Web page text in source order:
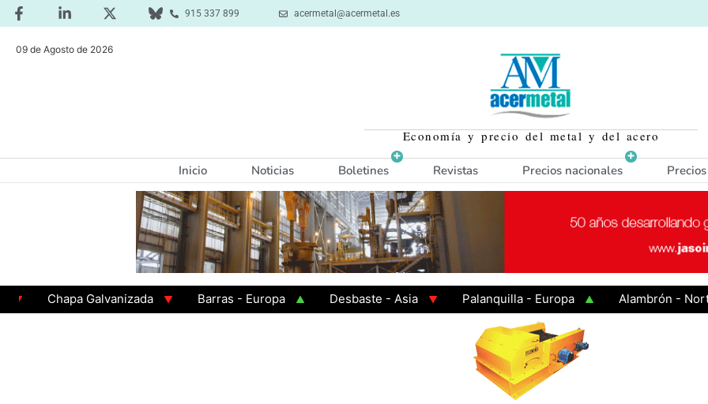
915 337 899 acermetal@acermetal.es
09 de Agosto de 2026
Economía y precio del metal y del acero
Inicio Noticias Boletines Revistas Precios nacionales
Chapa Galvanizada Barras - Europa Desbaste - Asia Palanquilla - Europa
Alambrón - Norte